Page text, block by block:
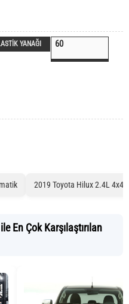
YANAĞI 60
2019 Toyota Hilux 2.4L 4x4
En Çok Karşılaştırılan